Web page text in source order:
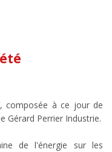
composée à ce jour de
Gérard Perrier Industrie.
de l'énergie sur les